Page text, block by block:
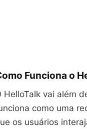
Funciona o
HelloTalk vai além
como uma
os usuários